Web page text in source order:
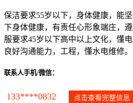
保洁要求55岁以下，身体健康，能
下身体健康，有责任心形象端庄，
服要求45岁以下高中以上文化，懂
良好沟通能力，工程，懂水电维修。
联系人手机/微信：
133****0832 点击查看完整信息